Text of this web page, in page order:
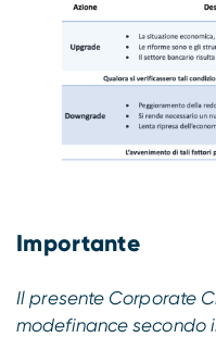
Importante
Il presente Corporate
modefinance secondo